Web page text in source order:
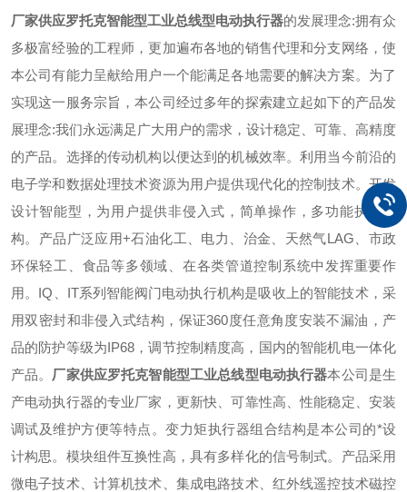
厂家供应罗托克智能型工业总线型电动执行器的发展理念:拥有众
多极富经验的工程师，更加遍布各地的销售代理和分支网络，使
本公司有能力呈献给用户一个能满足各地需要的解决方案。为了
实现这一服务宗旨，本公司经过多年的探索建立起如下的产品发
展理念:我们永远满足广大用户的需求，设计稳定、可靠、高精度
的产品。选择的传动机构以便达到的机械效率。利用当今前沿的
电子学和数据处理技术资源为用户提供现代化的控制技术。开发
设计智能型，为用户提供非侵入式，简单操作，多功能执行机
构。产品广泛应用+石油化工、电力、治金、天然气LAG、市政
环保轻工、食品等多领域、在各类管道控制系统中发挥重要作
用。IQ、IT系列智能阀门电动执行机构是吸收上的智能技术，采
用双密封和非侵入式结构，保证360度任意角度安装不漏油，产
品的防护等级为IP68，调节控制精度高，国内的智能机电一体化
产品。 厂家供应罗托克智能型工业总线型电动执行器本公司是生
产电动执行器的专业厂家，更新快、可靠性高、性能稳定、安装
调试及维护方便等特点。变力矩执行器组合结构是本公司的*设
计构思。模块组件互换性高，具有多样化的信号制式。产品采用
微电子技术、计算机技术、集成电路技术、红外线遥控技术磁控